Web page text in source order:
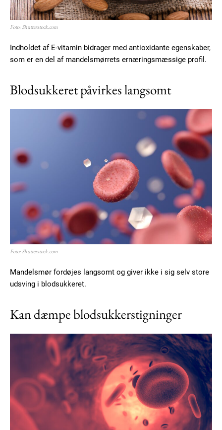
Foto: Shutterstock.com
Indholdet af E-vitamin bidrager med antioxidante egenskaber,
som er en del af mandelsmørrets ernæringsmæssige profil.
Blodsukkeret påvirkes langsomt
Foto: Shutterstock.com
Mandelsmør fordøjes langsomt og giver ikke i sig selv store
udsving i blodsukkeret.
Kan dæmpe blodsukkerstigninger